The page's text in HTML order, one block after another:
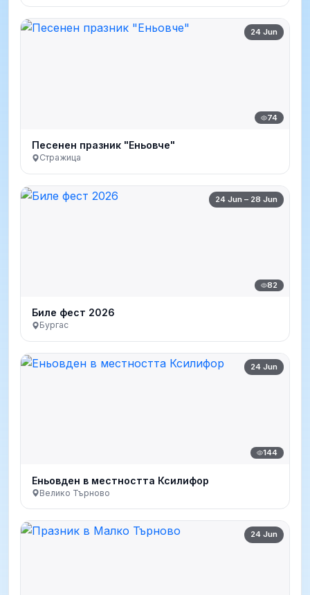
24 Jun
74
Песенен празник "Еньовче"
Стражица
24 Jun – 28 Jun
82
Биле фест 2026
Бургас
24 Jun
144
Еньовден в местността Ксилифор
Велико Търново
24 Jun